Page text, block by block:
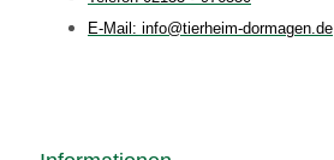
E-Mail: info@tierheim-dormagen.de